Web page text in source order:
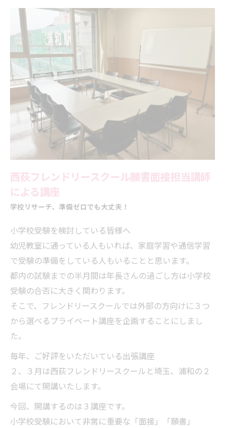
西荻フレンドリースクール願書面接担当講師
による講座
学校リサーチ、準備ゼロでも大丈夫！
小学校受験を検討している皆様へ
幼児教室に通っている人もいれば、家庭学習や通信学習
で受験の準備をしている人もいることと思います。
都内の試験までの半月間は年長さんの過ごし方は小学校
受験の合否に大きく関わります。
そこで、フレンドリースクールでは外部の方向けに３つ
から選べるプライベート講座を企画することにしまし
た。
毎年、ご好評をいただいている出張講座
２、３月は西荻フレンドリースクールと埼玉、浦和の２
会場にて開講いたします。
今回、開講するのは３講座です。
小学校受験において非常に重要な「面接」「願書」